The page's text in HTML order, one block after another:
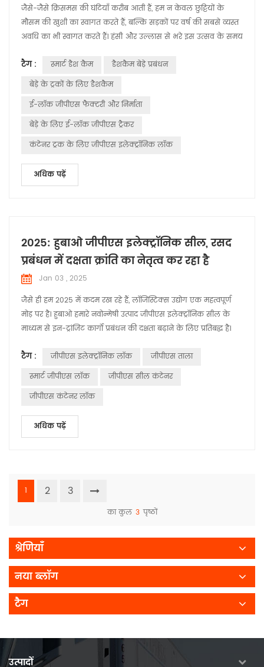
जैसे-जैसे क्रिसमस की घंटियाँ करीब आती हैं, हम न केवल छुट्टियों के
मौसम की खुशी का स्वागत करते हैं, बल्कि सड़कों पर वर्ष की सबसे व्यस्त
अवधि का भी स्वागत करते हैं। हंसी और उल्लास से भरे इस उत्सव के समय
हुआबाओ टेक्नोलॉजी, हमारी नवीन तकनीक के माध्यम से प्रत्येक ड्राइवर
की यात्रा की सुरक्षा और खुशी सुनिश्चित करने के लिए प्रतिबद्ध है। ...
टैग : स्मार्ट डैश कैम
डैशकैम बेड़े प्रबंधन
बेड़े के ट्रकों के लिए डैशकैम
ई-लॉक ​​जीपीएस फैक्टरी और निर्माता
बेड़े के लिए ई-लॉक ​​जीपीएस ट्रैकर
कंटेनर ट्रक के लिए जीपीएस इलेक्ट्रॉनिक लॉक
अधिक पढ़ें
2025: हुबाओ जीपीएस इलेक्ट्रॉनिक सील, रसद
प्रबंधन में दक्षता क्रांति का नेतृत्व कर रहा है
Jan 03 , 2025
जैसे ही हम 2025 में कदम रख रहे हैं, लॉजिस्टिक्स उद्योग एक महत्वपूर्ण
मोड़ पर है। हुबाओ हमारे नवोन्मेषी उत्पाद जीपीएस इलेक्ट्रॉनिक सील के
माध्यम से इन-ट्रांजिट कार्गो प्रबंधन की दक्षता बढ़ाने के लिए प्रतिबद्ध है।
सुरक्षा और दक्षता में उल्लेखनीय सुधार कर सकते हैं, जिससे हमारे ग्राहकों
को अधिक मूल्य मिल सकेगा। जीपीएस इलेक्ट्रॉनिक सील:...
टैग : जीपीएस इलेक्ट्रॉनिक लॉक
जीपीएस ताला
स्मार्ट जीपीएस लॉक
जीपीएस सील कंटेनर
जीपीएस कंटेनर लॉक
अधिक पढ़ें
1 2 3
का कुल 3 पृष्ठों
श्रेणियाँ
नया ब्लॉग
टैग
उत्पादों